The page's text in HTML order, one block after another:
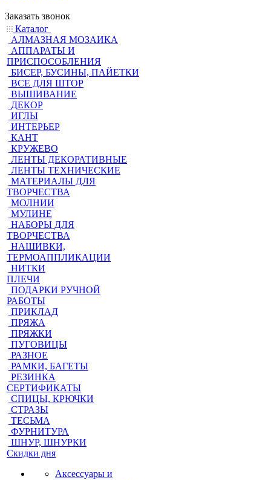
Заказать звонок
Каталог
АЛМАЗНАЯ МОЗАИКА
АППАРАТЫ И
ПРИСПОСОБЛЕНИЯ
БИСЕР, БУСИНЫ, ПАЙЕТКИ
ВСЕ ДЛЯ ШТОР
ВЫШИВАНИЕ
ДЕКОР
ИГЛЫ
ИНТЕРЬЕР
КАНТ
КРУЖЕВО
ЛЕНТЫ ДЕКОРАТИВНЫЕ
ЛЕНТЫ ТЕХНИЧЕСКИЕ
МАТЕРИАЛЫ ДЛЯ
ТВОРЧЕСТВА
МОЛНИИ
МУЛИНЕ
НАБОРЫ ДЛЯ
ТВОРЧЕСТВА
НАШИВКИ,
ТЕРМОАППЛИКАЦИИ
НИТКИ
ПЛЕЧИ
ПОДАРКИ РУЧНОЙ
РАБОТЫ
ПРИКЛАД
ПРЯЖА
ПРЯЖКИ
ПУГОВИЦЫ
РАЗНОЕ
РАМКИ, БАГЕТЫ
РЕЗИНКА
СЕРТИФИКАТЫ
СПИЦЫ, КРЮЧКИ
СТРАЗЫ
ТЕСЬМА
ФУРНИТУРА
ШНУР, ШНУРКИ
Скидки дня
Аксессуары и